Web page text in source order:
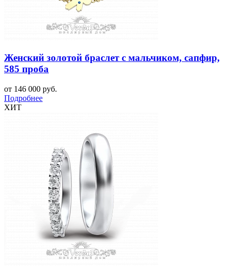
Женский золотой браслет с мальчиком, сапфир,
585 проба
от 146 000 руб.
Подробнее
ХИТ